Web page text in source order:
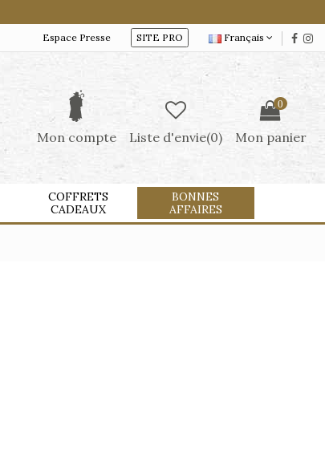
Espace Presse SITE PRO Français
Mon compte Liste d'envie(0)
0
Mon panier
COFFRETS
CADEAUX
BONNES
AFFAIRES